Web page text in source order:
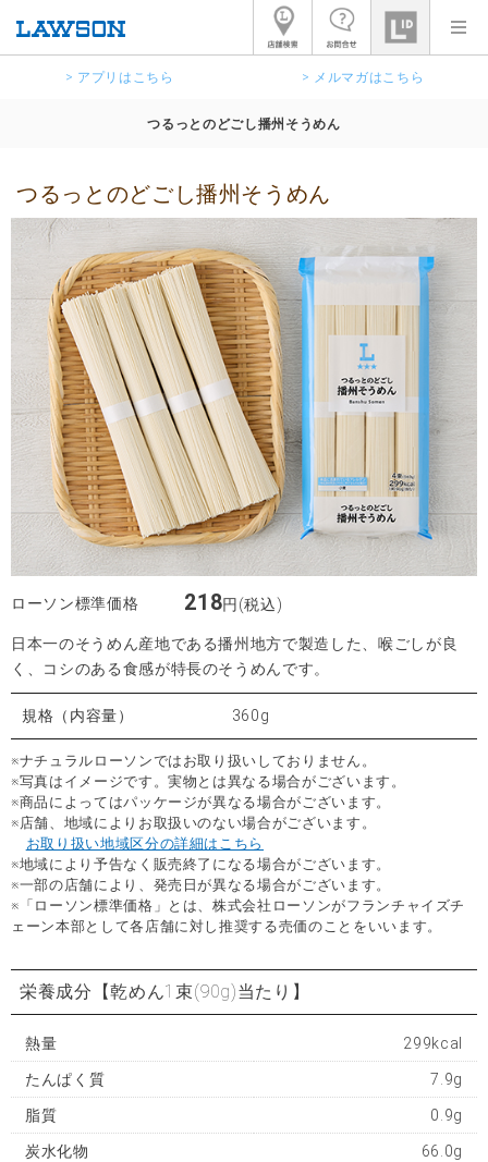
> アプリはこちら > メルマガはこちら
つるっとのどごし播州そうめん
つるっとのどごし播州そうめん
ローソン標準価格 218円(税込)
日本一のそうめん産地である播州地方で製造した、喉ごしが良
く、コシのある食感が特長のそうめんです。
規格（内容量） 360g
※ナチュラルローソンではお取り扱いしておりません。
※写真はイメージです。実物とは異なる場合がございます。
※商品によってはパッケージが異なる場合がございます。
※店舗、地域によりお取扱いのない場合がございます。
お取り扱い地域区分の詳細はこちら
※地域により予告なく販売終了になる場合がございます。
※一部の店舗により、発売日が異なる場合がございます。
※「ローソン標準価格」とは、株式会社ローソンがフランチャイズチ
ェーン本部として各店舗に対し推奨する売価のことをいいます。
栄養成分 【乾めん1束(90g)当たり】
熱量 299kcal
たんぱく質 7.9g
脂質 0.9g
炭水化物 66.0g